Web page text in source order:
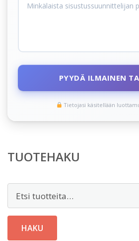
PYYDÄ ILMAINEN
Tietojasi käsitellään
TUOTEHAKU
HAKU